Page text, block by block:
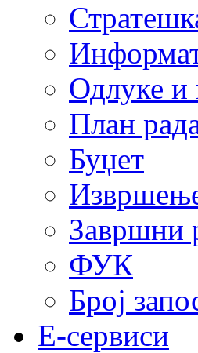
Одлуке и
План
Буџет
Завршни
ФУК
Број
E-сервиси